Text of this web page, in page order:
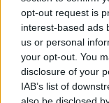
opt-out request is
interest-based ads
us or personal
your opt-out. You
disclosure of your
IAB’s list of
Akkumulátor